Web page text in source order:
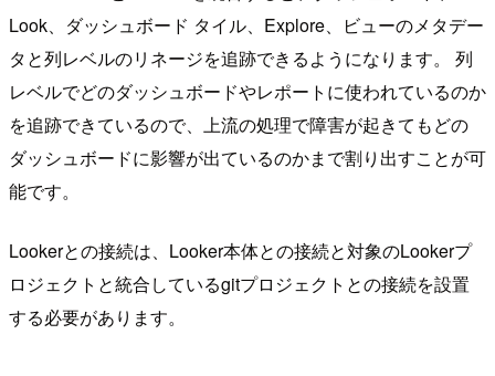
Look、ダッシュボード タイル、Explore、ビューのメタデー
タと列レベルのリネージを追跡できるようになります。 列
レベルでどのダッシュボードやレポートに使われているのか
を追跡できているので、上流の処理で障害が起きてもどの
ダッシュボードに影響が出ているのかまで割り出すことが可
能です。
Lookerとの接続は、Looker本体との接続と対象のLookerプ
ロジェクトと統合しているgitプロジェクトとの接続を設置
する必要があります。